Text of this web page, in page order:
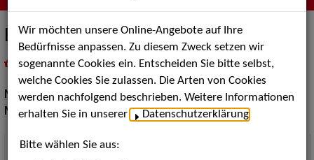
Edwina de Pooter
als PDF speichern
inMeine Merklistelegen
Moderation:Conferencier
Musik Shows:Sänger / Sängerin, Sonstiges
Wir möchten unsere Online-Angebote auf Ihre
Bedürfnisse anpassen. Zu diesem Zweck setzen wir
sogenannte Cookies ein. Entscheiden Sie bitte selbst,
welche Cookies Sie zulassen. Die Arten von Cookies
werden nachfolgend beschrieben. Weitere Informationen
erhalten Sie in unserer
Datenschutzerklärung
Bitte wählen Sie aus: